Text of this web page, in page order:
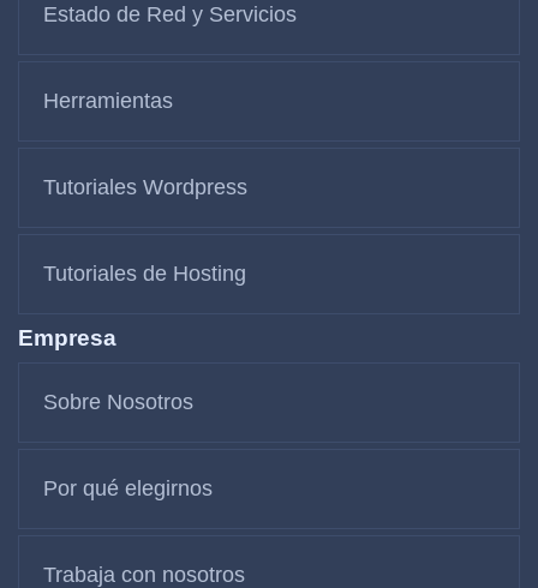
Estado de Red y Servicios
Herramientas
Tutoriales Wordpress
Tutoriales de Hosting
Empresa
Sobre Nosotros
Por qué elegirnos
Trabaja con nosotros